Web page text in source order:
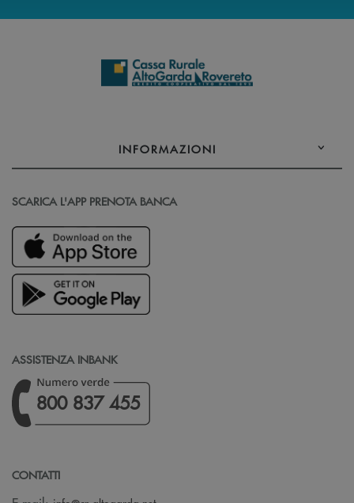
INFORMAZIONI
SCARICA L'APP PRENOTA BANCA
ASSISTENZA INBANK
800 837 455
CONTATTI